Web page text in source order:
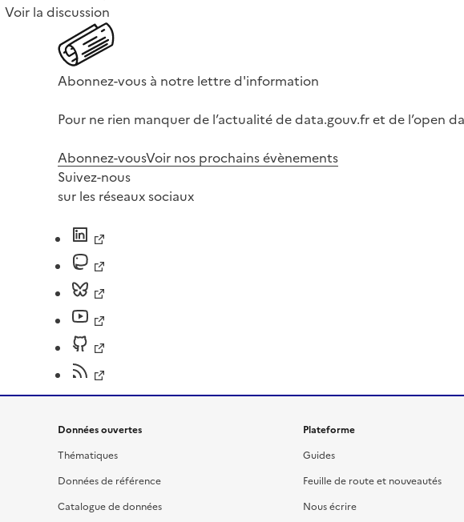
Voir la discussion
Abonnez-vous à notre lettre d'information
Pour ne rien manquer de l’actualité de data.gouv.fr et de l’open
Abonnez-vousVoir nos prochains évènements
Suivez-nous
sur les réseaux sociaux
Données ouvertes
Thématiques
Données de référence
Catalogue de données
Plateforme
Guides
Feuille de route et nouveautés
Nous écrire